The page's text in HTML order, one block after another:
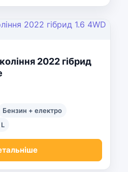
2022 гібрид
Бензин + електро